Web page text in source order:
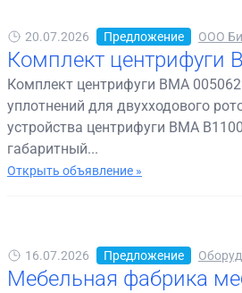
20.07.2026 Предложение ООО
Комплект центрифуги
Комплект центрифуги BMA
уплотнений для двухходового
устройства центрифуги BMA
габаритный...
Открыть объявление »
16.07.2026 Предложение
Мебельная фабрика